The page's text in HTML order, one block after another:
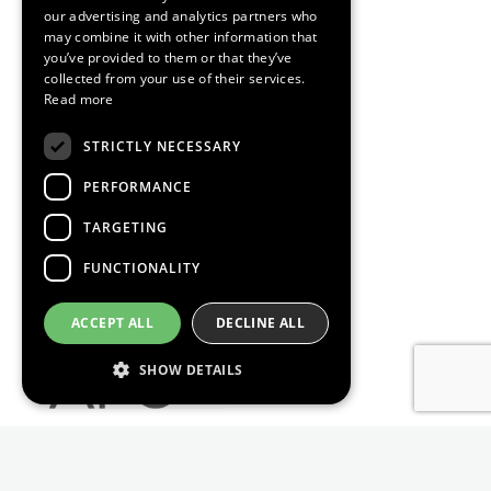
CATALAN
our advertising and analytics partners who
may combine it with other information that
you’ve provided to them or that they’ve
collected from your use of their services.
Read more
STRICTLY NECESSARY
PERFORMANCE
TARGETING
FUNCTIONALITY
ACCEPT ALL DECLINE ALL
SHOW DETAILS